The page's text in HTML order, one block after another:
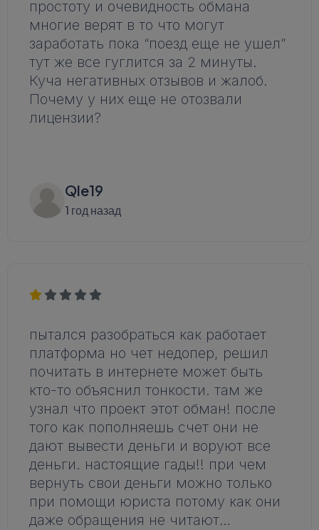
простоту и очевидность обмана
многие верят в то что могут
заработать пока “поезд еще не ушел”
тут же все гуглится за 2 минуты.
Куча негативных отзывов и жалоб.
Почему у них еще не отозвали
лицензии?
Qle19
1 год назад
пытался разобраться как работает
платформа но чет недопер, решил
почитать в интернете может быть
кто-то объяснил тонкости. там же
узнал что проект этот обман! после
того как пополняешь счет они не
дают вывести деньги и воруют все
деньги. настоящие гады!! при чем
вернуть свои деньги можно только
при помощи юриста потому как они
даже обращения не читают…